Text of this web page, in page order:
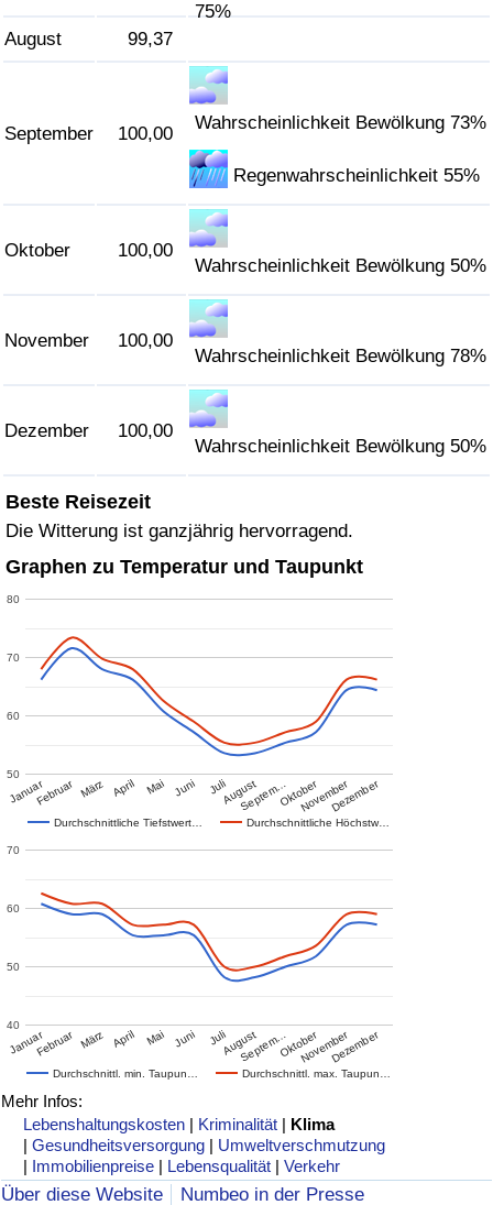
75%
August
99,37
September 100,00
Wahrscheinlichkeit Bewölkung 73%
Regenwahrscheinlichkeit 55%
Oktober 100,00
Wahrscheinlichkeit Bewölkung 50%
November 100,00
Wahrscheinlichkeit Bewölkung 78%
Dezember 100,00
Wahrscheinlichkeit Bewölkung 50%
Beste Reisezeit
Die Witterung ist ganzjährig hervorragend.
Graphen zu Temperatur und Taupunkt
Durchschnittliche Tiefstwert… Durchschnittliche Höchstw…
JanuarFebruar März April Mai Juni JuliAugustSeptem…OktoberNovemberDezember
50
60
70
80
Durchschnittl. min. Taupun… Durchschnittl. max. Taupun…
JanuarFebruar März April Mai Juni JuliAugustSeptem…OktoberNovemberDezember
40
50
60
70
Mehr Infos:
Lebenshaltungskosten | Kriminalität | Klima
|Gesundheitsversorgung | Umweltverschmutzung
| Immobilienpreise | Lebensqualität |Verkehr
Über diese Website Numbeo in der Presse